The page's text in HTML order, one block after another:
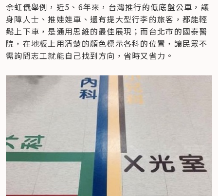
余虹儀舉例，近5、6年來，台灣推行的低底盤公車，讓
身障人士、推娃娃車、還有提大型行李的旅客，都能輕
鬆上下車，是通用思維的最佳展現；而台北市的國泰醫
院，在地板上用清楚的顏色標示各科的位置，讓民眾不
需詢問志工就能自己找到方向，省時又省力。